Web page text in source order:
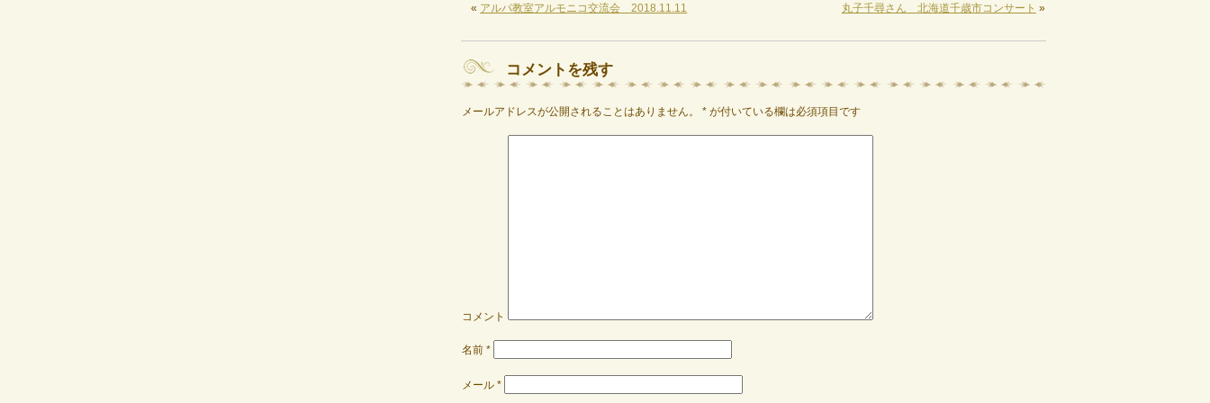
« アルパ教室アルモニコ交流会 2018.11.11 丸子千尋さん 北海道千歳市コンサート »
コメントを残す
メールアドレスが公開されることはありません。 * が付いている欄は必須項目です
コメント
名前*
メール*